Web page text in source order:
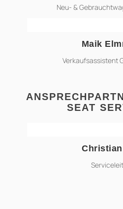
Neu- &
Maik
Verkaufsassistent
SEAT